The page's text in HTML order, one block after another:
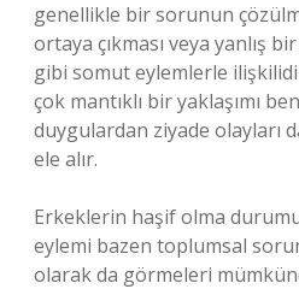
genellikle bir sorunun
ortaya çıkması veya yanlış
gibi somut eylemlerle
çok mantıklı bir yaklaşımı
duygulardan ziyade olayları
ele alır.
Erkeklerin haşif olma
eylemi bazen toplumsal
olarak da görmeleri